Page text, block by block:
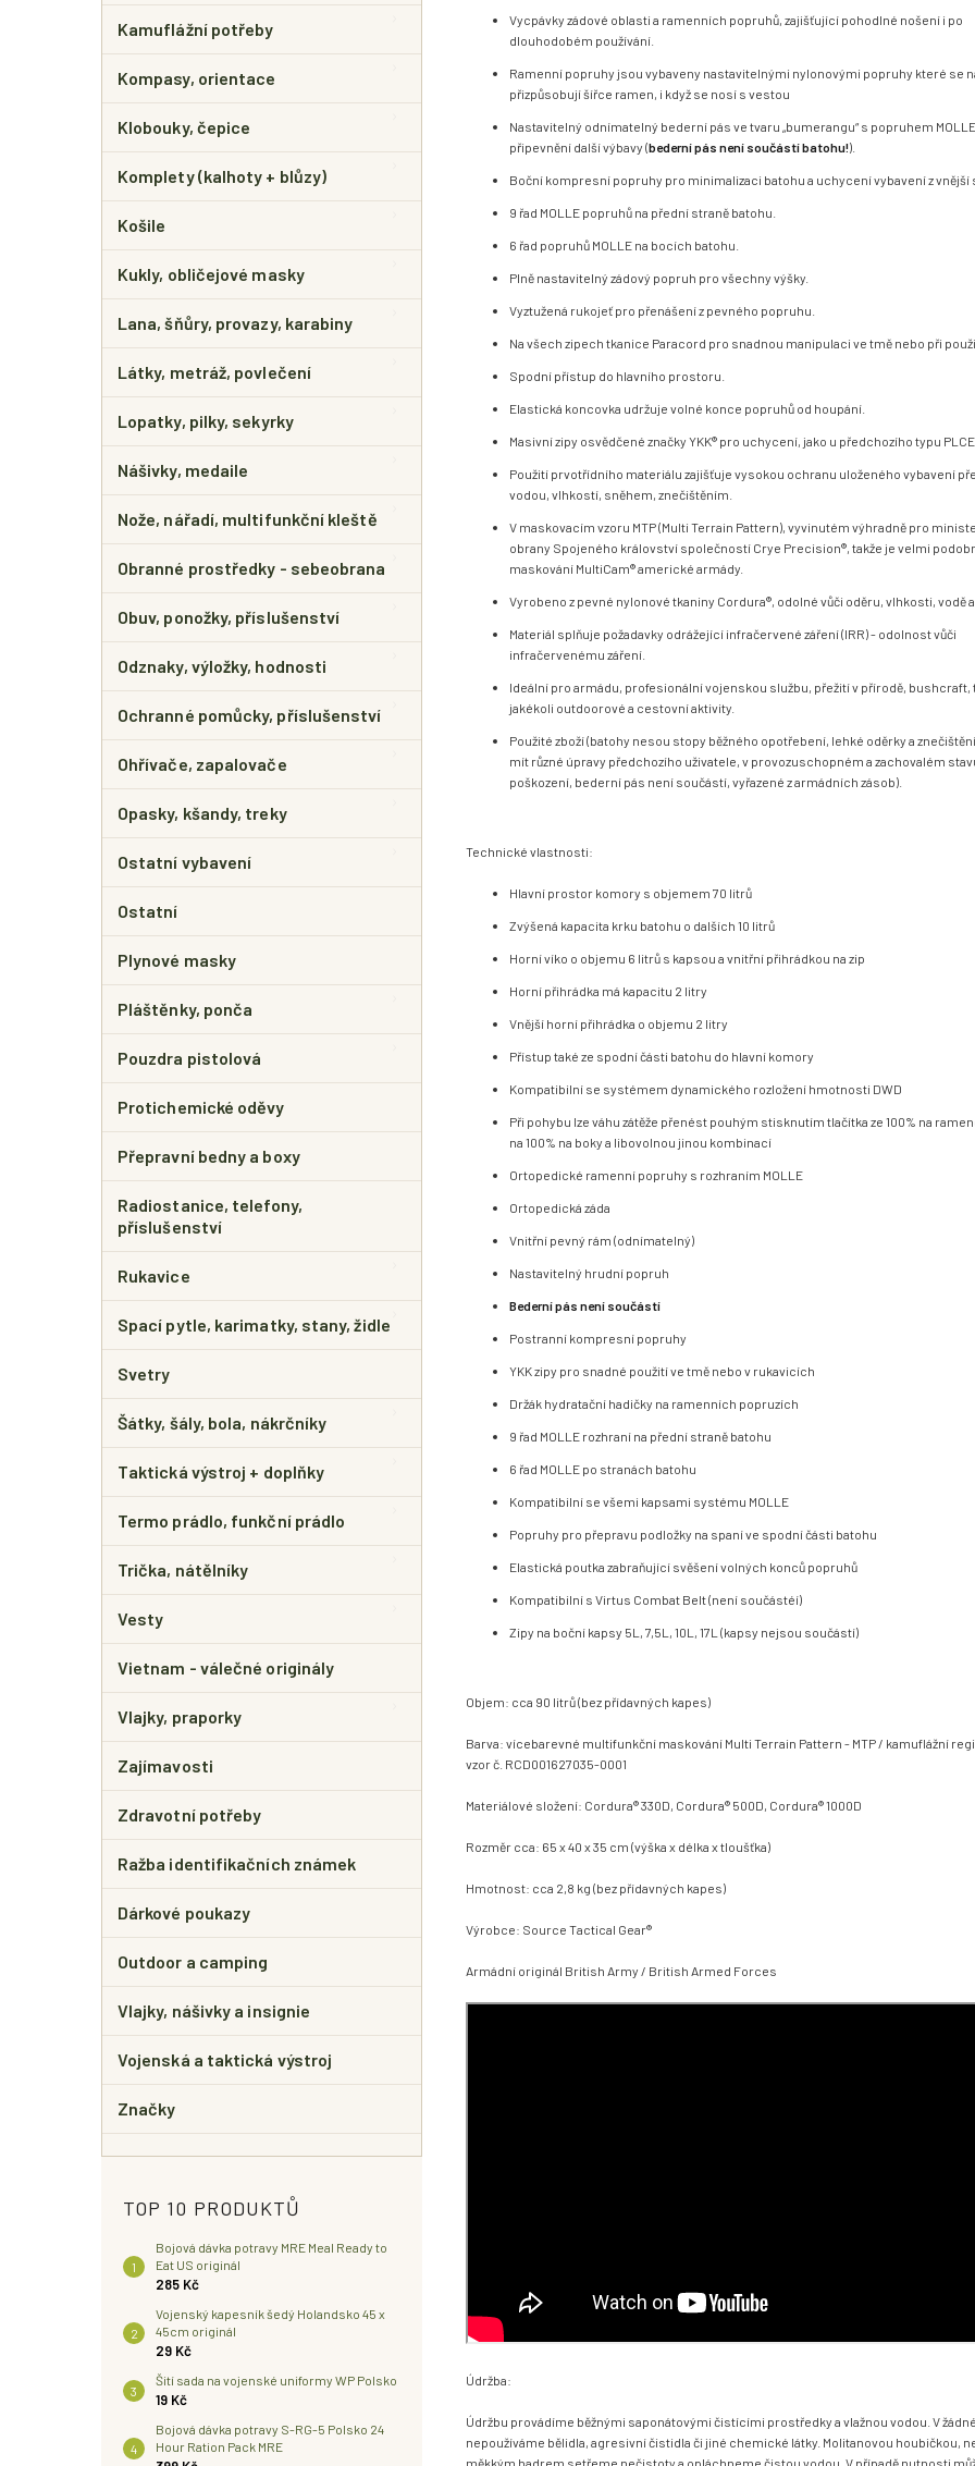
Kamuflážní potřeby
Kompasy, orientace
Klobouky, čepice
Komplety (kalhoty + blůzy)
Košile
Kukly, obličejové masky
Lana, šňůry, provazy, karabiny
Látky, metráž, povlečení
Lopatky, pilky, sekyrky
Nášivky, medaile
Nože, nářadí, multifunkční kleště
Obranné prostředky - sebeobrana
Obuv, ponožky, příslušenství
Odznaky, výložky, hodnosti
Ochranné pomůcky, příslušenství
Ohřívače, zapalovače
Opasky, kšandy, treky
Ostatní vybavení
Ostatní
Plynové masky
Pláštěnky, ponča
Pouzdra pistolová
Protichemické oděvy
Přepravní bedny a boxy
Radiostanice, telefony,
příslušenství
Rukavice
Spací pytle, karimatky, stany, židle
Svetry
Šátky, šály, bola, nákrčníky
Taktická výstroj + doplňky
Termo prádlo, funkční prádlo
Trička, nátělníky
Vesty
Vietnam - válečné originály
Vlajky, praporky
Zajímavosti
Zdravotní potřeby
Ražba identifikačních známek
Dárkové poukazy
Outdoor a camping
Vlajky, nášivky a insignie
Vojenská a taktická výstroj
Značky
TOP 10 PRODUKTŮ
Bojová dávka potravy MRE Meal Ready to
Eat US originál
285 Kč
Vojenský kapesník šedý Holandsko 45 x
45cm originál
29 Kč
Šití sada na vojenské uniformy WP Polsko
19 Kč
Bojová dávka potravy S-RG-5 Polsko 24
Hour Ration Pack MRE
Vycpávky zádové oblasti a ramenních popruhů, zajišťující pohodlné nošení i po
dlouhodobém používání.
Ramenní popruhy jsou vybaveny nastavitelnými nylonovými popruhy které se
přizpůsobují šířce ramen, i když se nosí s vestou
Nastavitelný odnímatelný bederní pás ve tvaru „bumerangu“ s popruhem
připevnění další výbavy (bederní pás není součástí batohu!).
Boční kompresní popruhy pro minimalizaci batohu a uchycení vybavení z vnější
9 řad MOLLE popruhů na přední straně batohu.
6 řad popruhů MOLLE na bocích batohu.
Plně nastavitelný zádový popruh pro všechny výšky.
Vyztužená rukojeť pro přenášení z pevného popruhu.
Na všech zipech tkanice Paracord pro snadnou manipulaci ve tmě nebo při
Spodní přístup do hlavního prostoru.
Elastická koncovka udržuje volné konce popruhů od houpání.
Masivní zipy osvědčené značky YKK® pro uchycení, jako u předchozího typu PLCE.
Použití prvotřídního materiálu zajišťuje vysokou ochranu uloženého vybavení
vodou, vlhkostí, sněhem, znečištěním.
V maskovacím vzoru MTP (Multi Terrain Pattern), vyvinutém výhradně pro
obrany Spojeného království společností Crye Precision® , takže je velmi
maskování MultiCam® americké armády.
Vyrobeno z pevné nylonové tkaniny Cordura®, odolné vůči oděru, vlhkosti, vodě
Materiál splňuje požadavky odrážející infračervené záření (IRR) - odolnost vůči
infračervenému záření.
Ideální pro armádu, profesionální vojenskou službu, přežití v přírodě, bushcraft,
jakékoli outdoorové a cestovní aktivity.
Použité zboží (batohy nesou stopy běžného opotřebení, lehké oděrky a
mít různé úpravy předchozího uživatele, v provozuschopném a zachovalém
poškození, bederní pás není součástí, vyřazené z armádních zásob).
Technické vlastnosti:
Hlavní prostor komory s objemem 70 litrů
Zvýšená kapacita krku batohu o dalších 10 litrů
Horní víko o objemu 6 litrů s kapsou a vnitřní přihrádkou na zip
Horní přihrádka má kapacitu 2 litry
Vnější horní přihrádka o objemu 2 litry
Přístup také ze spodní části batohu do hlavní komory
Kompatibilní se systémem dynamického rozložení hmotnosti DWD
Při pohybu lze váhu zátěže přenést pouhým stisknutím tlačítka ze 100% na
na 100% na boky a libovolnou jinou kombinací
Ortopedické ramenní popruhy s rozhraním MOLLE
Ortopedická záda
Vnitřní pevný rám (odnímatelný)
Nastavitelný hrudní popruh
Bederní pás není součástí
Postranní kompresní popruhy
YKK zipy pro snadné použití ve tmě nebo v rukavicích
Držák hydratační hadičky na ramenních popruzích
9 řad MOLLE rozhraní na přední straně batohu
6 řad MOLLE po stranách batohu
Kompatibilní se všemi kapsami systému MOLLE
Popruhy pro přepravu podložky na spaní ve spodní části batohu
Elastická poutka zabraňující svěšení volných konců popruhů
Kompatibilní s Virtus Combat Belt (není součástéí)
Zipy na boční kapsy 5L, 7,5L, 10L, 17L (kapsy nejsou součástí)
Objem: cca 90 litrů (bez přídavných kapes)
Barva: vícebarevné multifunkční maskování Multi Terrain Pattern - MTP / kamuflážní
vzor č. RCD001627035-0001
Materiálové složení: Cordura® 330D, Cordura® 500D, Cordura® 1000D
Rozměr cca: 65 x 40 x 35 cm (výška x délka x tloušťka)
Hmotnost: cca 2,8 kg (bez přídavných kapes)
Výrobce: Source Tactical Gear®
Armádní originál British Army / British Armed Forces
Údržba:
Údržbu provádíme běžnými saponátovými čistícími prostředky a vlažnou vodou. V
nepoužíváme bělidla, agresivní čistidla či jiné chemické látky. Molitanovou houbičkou,
měkkým hadrem setřeme nečistoty a opláchneme čistou vodou. V případě nutnosti